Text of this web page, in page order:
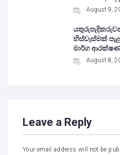
August 9,
හිස්වැස්මක්
මාර්ග
August 8,
Leave a Reply
Your email address will not be